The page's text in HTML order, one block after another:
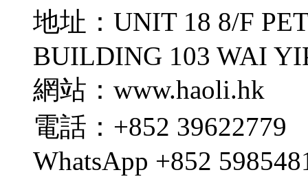
地址：UNIT 18 8/F
BUILDING 103 WAI
網站：www.haoli.hk
電話：+852 39622779
WhatsApp +852